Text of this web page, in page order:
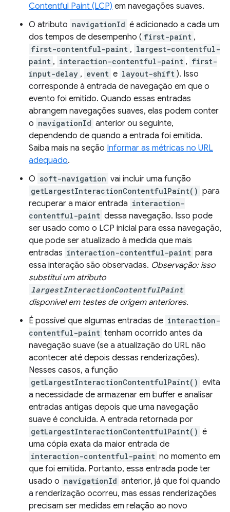
Contentful Paint (LCP) em navegações suaves.
O atributo navigationId é adicionado a cada um
dos tempos de desempenho ( first-paint ,
first-contentful-paint , largest-contentful-
paint , interaction-contentful-paint , first-
input-delay , event e layout-shift ). Isso
corresponde à entrada de navegação em que o
evento foi emitido. Quando essas entradas
abrangem navegações suaves, elas podem conter
o navigationId anterior ou seguinte,
dependendo de quando a entrada foi emitida.
Saiba mais na seção Informar as métricas no URL
adequado.
O soft-navigation vai incluir uma função
getLargestInteractionContentfulPaint() para
recuperar a maior entrada interaction-
contentful-paint dessa navegação. Isso pode
ser usado como o LCP inicial para essa navegação,
que pode ser atualizado à medida que mais
entradas interaction-contentful-paint para
essa interação são observadas. Observação: isso
substitui um atributo
largestInteractionContentfulPaint
disponível em testes de origem anteriores.
É possível que algumas entradas de interaction-
contentful-paint tenham ocorrido antes da
navegação suave (se a atualização do URL não
acontecer até depois dessas renderizações).
Nesses casos, a função
getLargestInteractionContentfulPaint() evita
a necessidade de armazenar em buffer e analisar
entradas antigas depois que uma navegação
suave é concluída. A entrada retornada por
getLargestInteractionContentfulPaint() é
uma cópia exata da maior entrada de
interaction-contentful-paint no momento em
que foi emitida. Portanto, essa entrada pode ter
usado o navigationId anterior, já que foi quando
a renderização ocorreu, mas essas renderizações
precisam ser medidas em relação ao novo